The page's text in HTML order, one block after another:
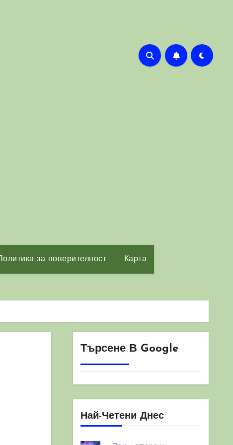
Политика за поверителност Карта
Търсене В Google
Най-Четени Днес